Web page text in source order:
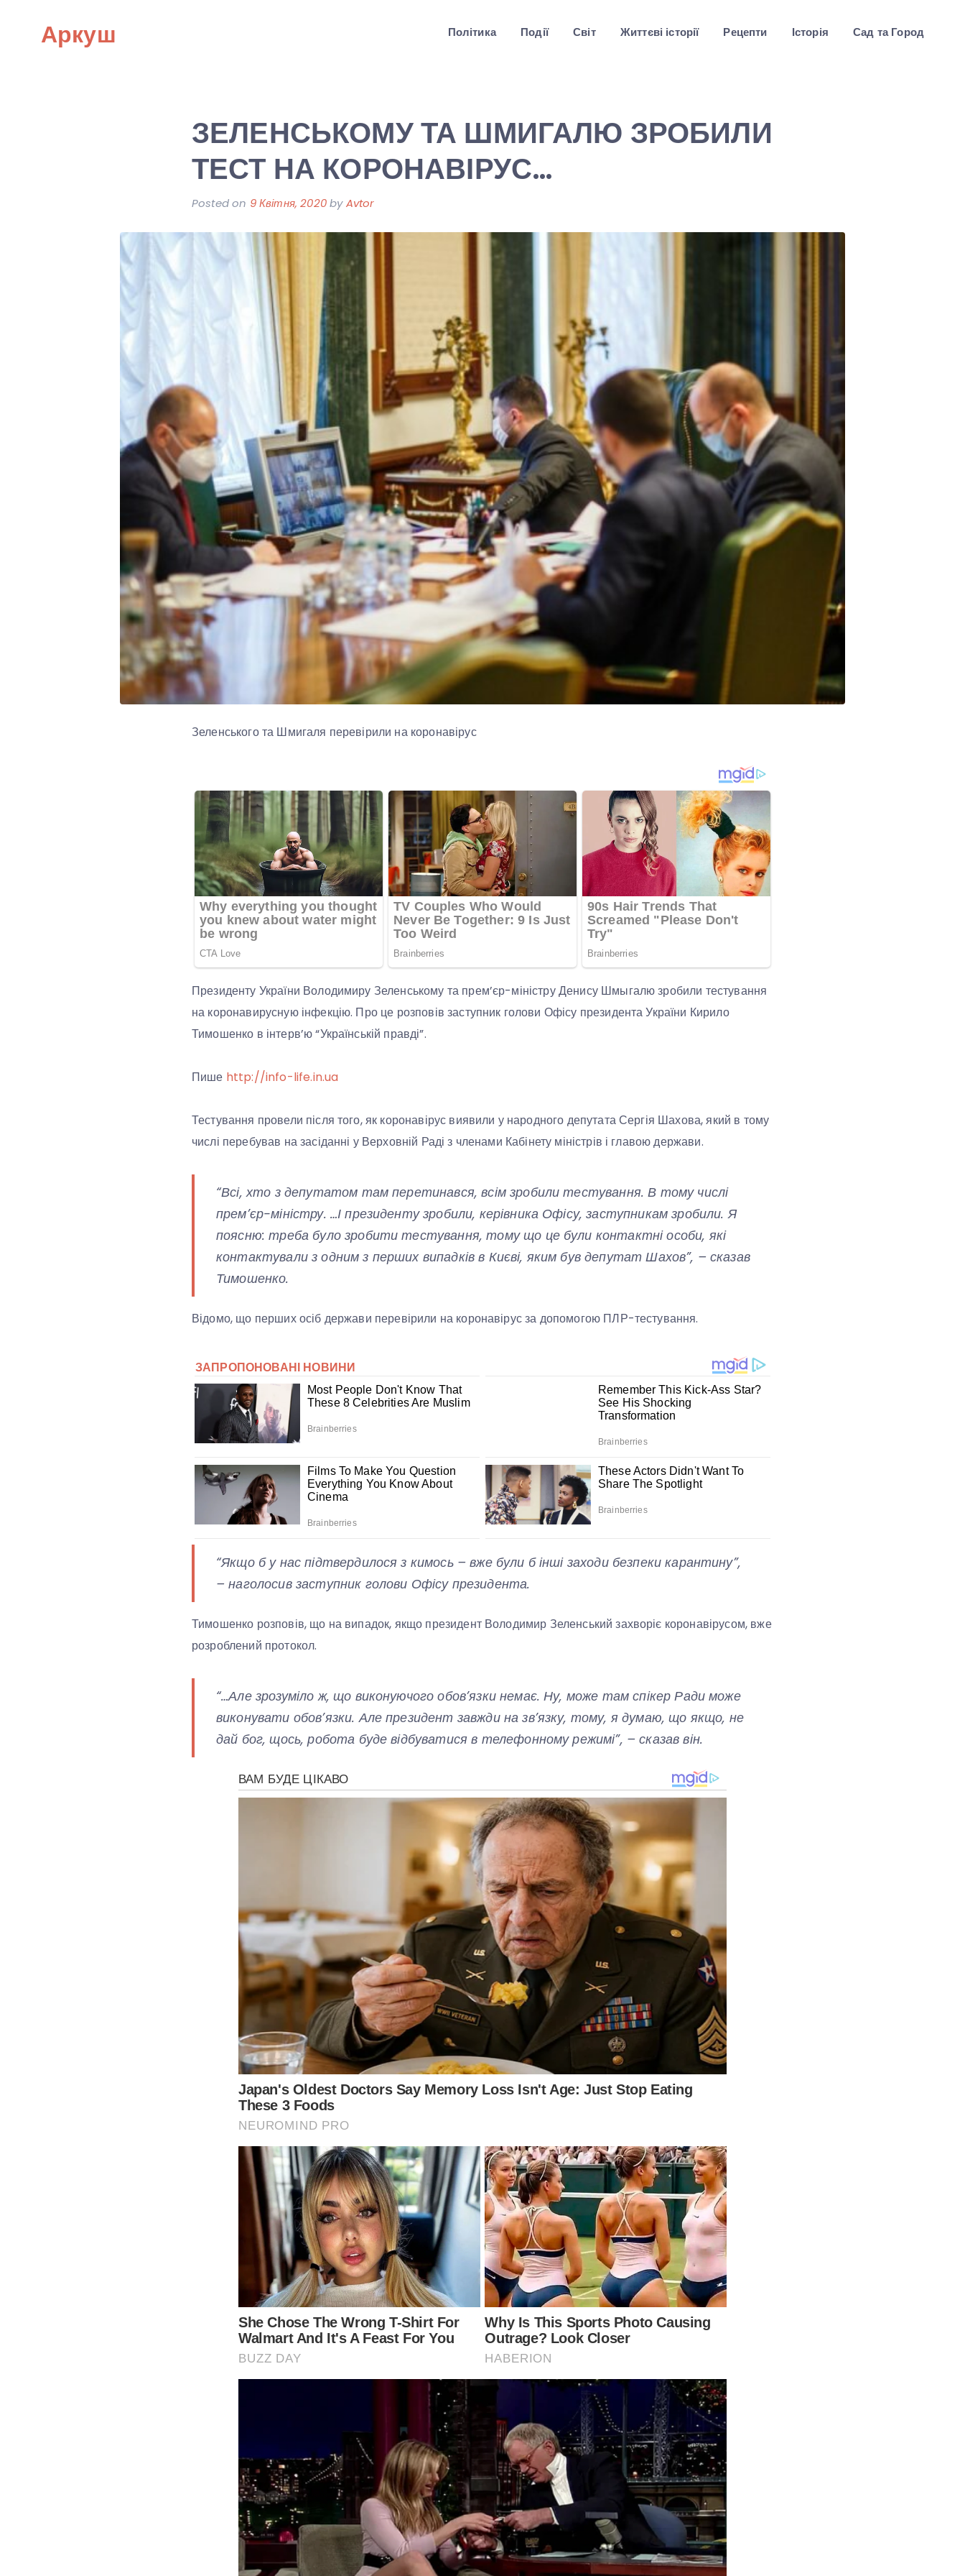
Аркуш Політика Події Світ Життєві історії Рецепти Історія Сад та Город
ЗЕЛЕНСЬКОМУ ТА ШМИГАЛЮ ЗРОБИЛИ
ТЕСТ НА КОРОНАВІРУС…
Posted on 9 Квітня, 2020byAvtor
Зеленського та Шмигаля перевірили на коронавірус
Президенту України Володимиру Зеленському та прем’єр-міністру Денису Шмыгалю зробили тестування
на коронавирусную інфекцію. Про це розповів заступник голови Офісу президента України Кирило
Тимошенко в інтерв’ю “Українській правді”.
Пише http://info-life.in.ua
Тестування провели після того, як коронавірус виявили у народного депутата Сергія Шахова, який в тому
числі перебував на засіданні у Верховній Раді з членами Кабінету міністрів і главою держави.
“Всі, хто з депутатом там перетинався, всім зробили тестування. В тому числі
прем’єр-міністру. …І президенту зробили, керівника Офісу, заступникам зробили. Я
поясню: треба було зробити тестування, тому що це були контактні особи, які
контактували з одним з перших випадків в Києві, яким був депутат Шахов”, – сказав
Тимошенко.
Відомо, що перших осіб держави перевірили на коронавірус за допомогою ПЛР-тестування.
“Якщо б у нас підтвердилося з кимось – вже були б інші заходи безпеки карантину”,
– наголосив заступник голови Офісу президента.
Тимошенко розповів, що на випадок, якщо президент Володимир Зеленський захворіє коронавірусом, вже
розроблений протокол.
“…Але зрозуміло ж, що виконуючого обов’язки немає. Ну, може там спікер Ради може
виконувати обов’язки. Але президент завжди на зв’язку, тому, я думаю, що якщо, не
дай бог, щось, робота буде відбуватися в телефонному режимі”, – сказав він.